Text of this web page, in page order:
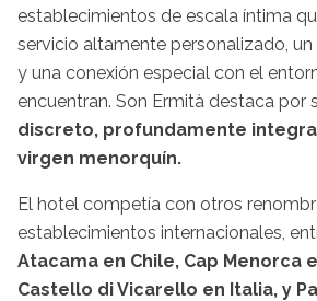
establecimientos de escala íntima
servicio altamente personalizado,
y una conexión especial con el
encuentran. Son Ermità destaca por
discreto, profundamente
virgen menorquín.
El hotel competía con otros
establecimientos internacionales,
Atacama en Chile, Cap Menorca
Castello di Vicarello en Italia, y